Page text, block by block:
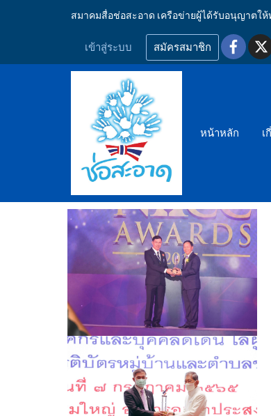
สมาคมสื่อช่อสะอาด เครือข่ายผู้ได้รับอนุญาตให้
เข้าสู่ระบบ สมัครสมาชิก
หน้าหลัก เ